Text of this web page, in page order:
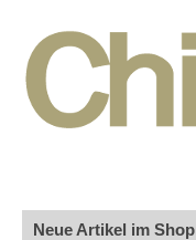
Neue Artikel im Shop